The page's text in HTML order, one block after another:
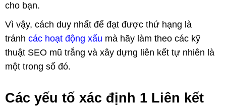
cho bạn.
Vì vậy, cách duy nhất để đạt được thứ hạng là
tránh các hoạt động xấu mà hãy làm theo các kỹ
thuật SEO mũ trắng và xây dựng liên kết tự nhiên là
một trong số đó.
Các yếu tố xác định 1 Liên kết